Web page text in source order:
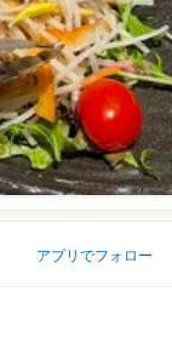
アプリでフォロー